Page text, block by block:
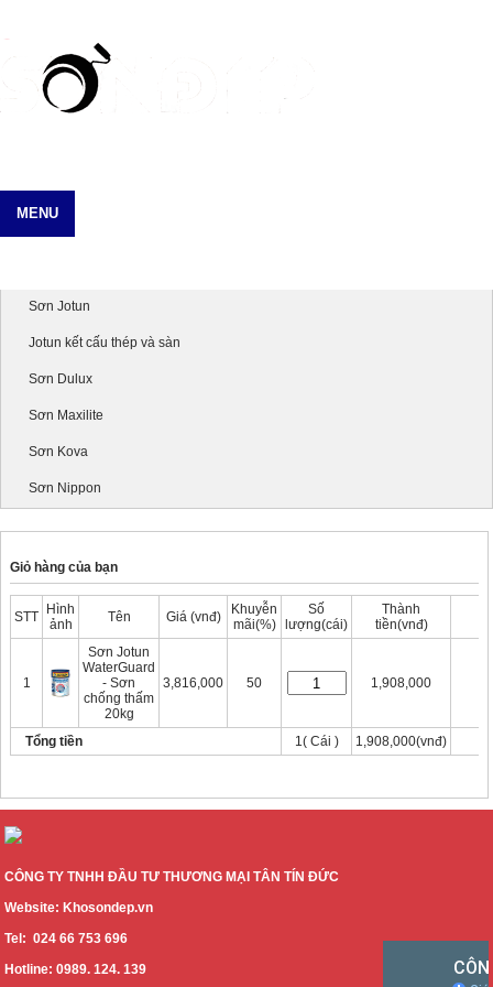
MENU
Sơn Jotun
Jotun kết cấu thép và sàn
Sơn Dulux
Sơn Maxilite
Sơn Kova
Sơn Nippon
Giỏ hàng của bạn
STT
Hình
ảnh
Tên Giá (vnđ)
Khuyễn
mãi(%)
Số
lượng(cái)
Thành
tiền(vnđ)
1
Sơn Jotun
WaterGuard
- Sơn
chống thấm
20kg
3,816,000 50 1,908,000
Tổng tiền 1( Cái ) 1,908,000(vnđ)
CÔNG TY TNHH ĐẦU TƯ THƯƠNG MẠI TÂN TÍN ĐỨC
Website: Khosondep.vn
Tel: 024 66 753 696
Hotline: 0989. 124. 139